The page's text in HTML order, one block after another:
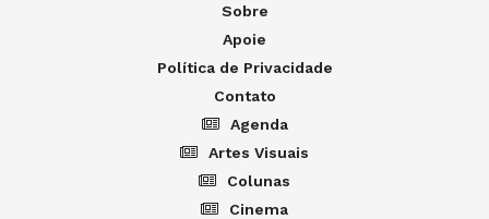
Sobre
Apoie
Política de Privacidade
Contato
Agenda
Artes Visuais
Colunas
Cinema